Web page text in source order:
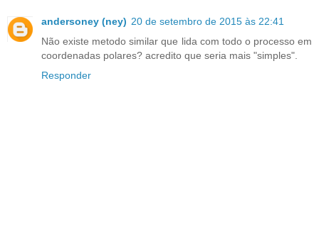
andersoney (ney) 20 de setembro de 2015 às 22:41
Não existe metodo similar que lida com todo o processo em
coordenadas polares? acredito que seria mais "simples".
Responder